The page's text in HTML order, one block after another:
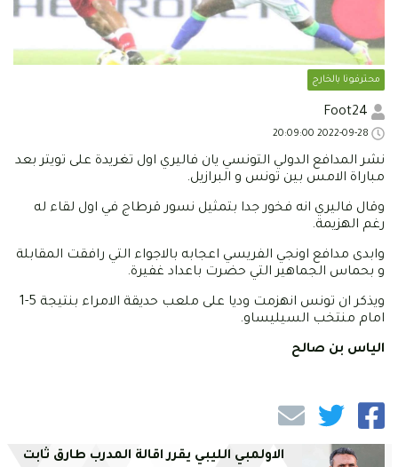
محترفونا بالخارج
نشر المدافع الدولي التونسي يان فاليري اول تغريدة على تويتر بعد
مباراة الامس بين تونس و البرازيل.
وقال فاليري انه فخور جدا بتمثيل نسور قرطاج في اول لقاء له
رغم الهزيمة.
وابدى مدافع اونجي الفريسي اعجابه بالاجواء التي رافقت المقابلة
و بحماس الجماهير التي حضرت باعداد غفيرة.
ويذكر ان تونس انهزمت وديا على ملعب حديقة الامراء بنتيجة 5-1
امام منتخب السيليساو.
الياس بن صالح
الاولمبي الليبي يقرر اقالة المدرب طارق ثابت